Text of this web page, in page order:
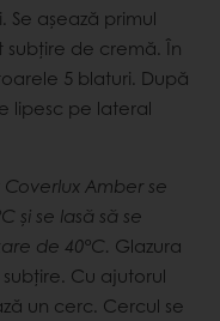
Se așează primul
de cremă. În
5 blaturi. După
lipesc pe lateral
Amber se
și se lasă să se
de 40°C. Glazura
Cu ajutorul
un cerc. Cercul se